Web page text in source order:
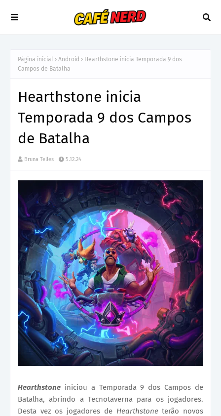
Página inicial Android
Hearthstone inicia Temporada 9 dos
Campos de Batalha
Hearthstone inicia
Temporada 9 dos Campos
de Batalha
Bruna Telles 5.12.24
Hearthstone iniciou a Temporada 9 dos Campos de
Batalha, abrindo a Tecnotaverna para os jogadores.
Desta vez os jogadores de Hearthstoneterão novos